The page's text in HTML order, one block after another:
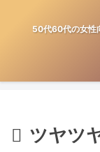
50代60代の女性
ツヤツ